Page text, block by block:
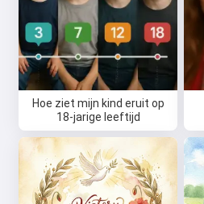
Hoe ziet mijn kind eruit op
18-jarige leeftijd
Probeer
Ik accepteer:
Privacybeleid,